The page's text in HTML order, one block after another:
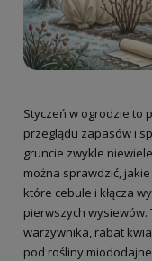
Styczeń w ogrodzie to
przeglądu zapasów i
gruncie zwykle
można sprawdzić,
które cebule i kłącza
pierwszych
warzywnika, rabat
pod rośliny